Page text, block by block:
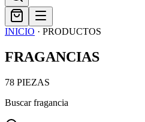
INICIO · PRODUCTOS
FRAGANCIAS
78 PIEZAS
Buscar fragancia